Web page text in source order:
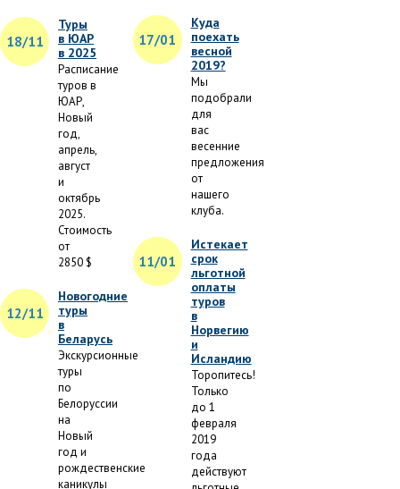
18/11
Туры
в ЮАР
в 2025
Расписание
туров в
ЮАР,
Новый
год,
апрель,
август
и
октябрь
2025.
Стоимость
от
2850 $
12/11
Новогодние
туры
в
Беларусь
Экскурсионные
туры
по
Белоруссии
на
Новый
год и
рождественские
каникулы
17/01
Куда
поехать
весной
2019?
Мы
подобрали
для
вас
весенние
предложения
от
нашего
клуба.
11/01
Истекает
срок
льготной
оплаты
туров
в
Норвегию
и
Исландию
Торопитесь!
Только
до 1
февраля
2019
года
действуют